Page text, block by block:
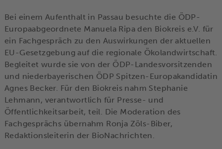
Bei einem Aufenthalt in Passau besuchte die ÖDP-
Europaabgeordnete Manuela Ripa den Biokreis e.V. für
ein Fachgespräch zu den Auswirkungen der aktuellen
EU-Gesetzgebung auf die regionale Ökolandwirtschaft.
Begleitet wurde sie von der ÖDP-Landesvorsitzenden
und niederbayerischen ÖDP Spitzen-Europakandidatin
Agnes Becker. Für den Biokreis nahm Stephanie
Lehmann, verantwortlich für Presse- und
Öffentlichkeitsarbeit, teil. Die Moderation des
Fachgesprächs übernahm Ronja Zöls-Biber,
Redaktionsleiterin der BioNachrichten.